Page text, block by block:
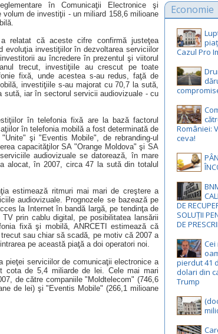
în Comunicaţii Electronice şi
de investiţii - un miliard 158,6 milioane
relatat că aceste cifre confirmă justeţea
evoluţia investiţiilor în dezvoltarea serviciilor
au încredere în prezentul şi viitorul
trecut, investiţiile au crescut pe toate
fixă, unde acestea s-au redus, faţă de
investiţiile s-au majorat cu 70,7 la sută,
iar în sectorul servicii audiovizuale - cu
în telefonia fixă are la bază factorul
în telefonia mobilă a fost determinată de
şi "Eventis Mobile", de rebranding-ul
capacităţilor SA "Orange Moldova" şi SA
audiovizuale se datorează, în mare
alocat, în 2007, circa 47 la sută din totalul
estimează ritmuri mai mari de creştere a
audiovizuale. Prognozele se bazează pe
la Internet în bandă largă, pe tendinţa de
prin cablu digital, pe posibilitatea lansării
fixă şi mobilă, ANRCETI estimează că
sau chiar să scadă, pe motiv că 2007 a
pe această piaţă a doi operatori noi.
pieţei serviciilor de comunicaţii electronice a
de 5,4 miliarde de lei. Cele mai mari
de către companiile "Moldtelecom" (746,6
de lei) şi "Eventis Mobile" (266,1 milioane
Economie
Cazul Pro
României:
ceva!
DE
SOLUȚII
DE
pierdut 41
dolari din
Trump